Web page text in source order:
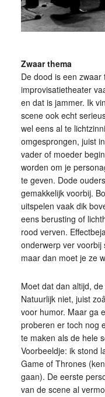
Zwaar thema
De dood is een
improvisatietheater
en dat is jammer. Ik
scene ook echt
wel eens al te
omgesprongen, juist
vader of moeder
worden om je
te geven. Dode
gemakkelijk voorbij.
uitspelen vaak dik
eens berusting of
rood verven.
onderwerp ver voorbij
maar dan moet je ze
Moet dat dan altijd,
Natuurlijk niet, juist
voor humor. Maar ga
proberen er toch nog
te maken als de hele
Voorbeeldje: ik stond
Game of Thrones
gaan). De eerste
van de scene al